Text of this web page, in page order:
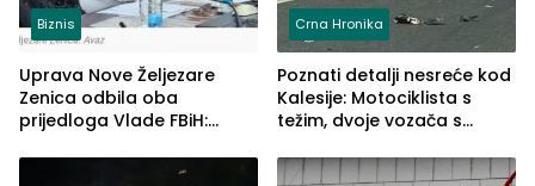
Biznis
Uprava Nove Željezare
Zenica odbila oba
prijedloga Vlade FBiH:
rješenje
Crna Hronika
Poznati detalji nesreće kod
Kalesije: Motociklista s
težim, dvoje vozača s